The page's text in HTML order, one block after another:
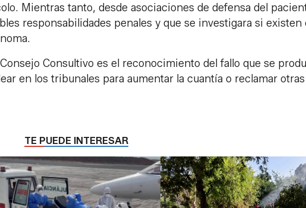
Mientras tanto, desde asociaciones de defensa del
responsabilidades penales y que se investigara si existen
Consultivo es el reconocimiento del fallo que se
en los tribunales para aumentar la cuantía o reclamar otras
TE PUEDE INTERESAR